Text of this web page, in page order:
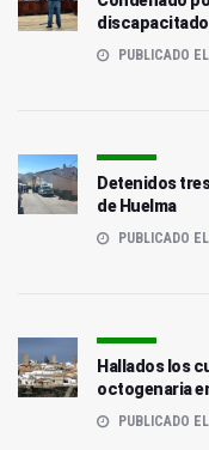
discapacitado
PUBLICADO
Detenidos
de Huelma
PUBLICADO
Hallados los
octogenaria
PUBLICADO